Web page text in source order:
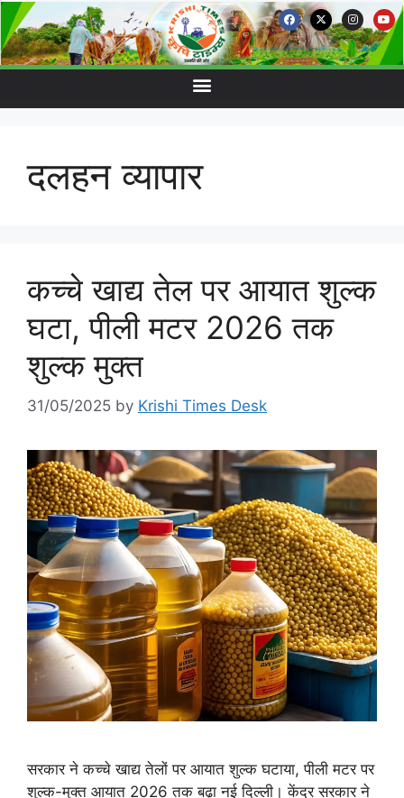
दलहन व्यापार
कच्चे खाद्य तेल पर आयात शुल्क
घटा, पीली मटर 2026 तक
शुल्क मुक्त
31/05/2025 by Krishi Times Desk
सरकार ने कच्चे खाद्य तेलों पर आयात शुल्क घटाया, पीली मटर पर
शुल्क-मुक्त आयात 2026 तक बढ़ा नई दिल्ली। केंद्र सरकार ने